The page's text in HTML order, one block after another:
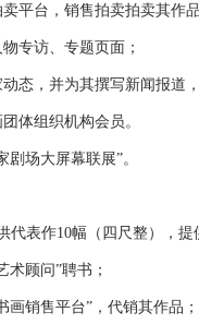
台，销售拍卖拍卖其作品
访、专题页面；
，并为其撰写新闻报道
组织机构会员。
场大屏幕联展”。
代表作10幅（四尺整），提
顾问”聘书；
销售平台”，代销其作品；